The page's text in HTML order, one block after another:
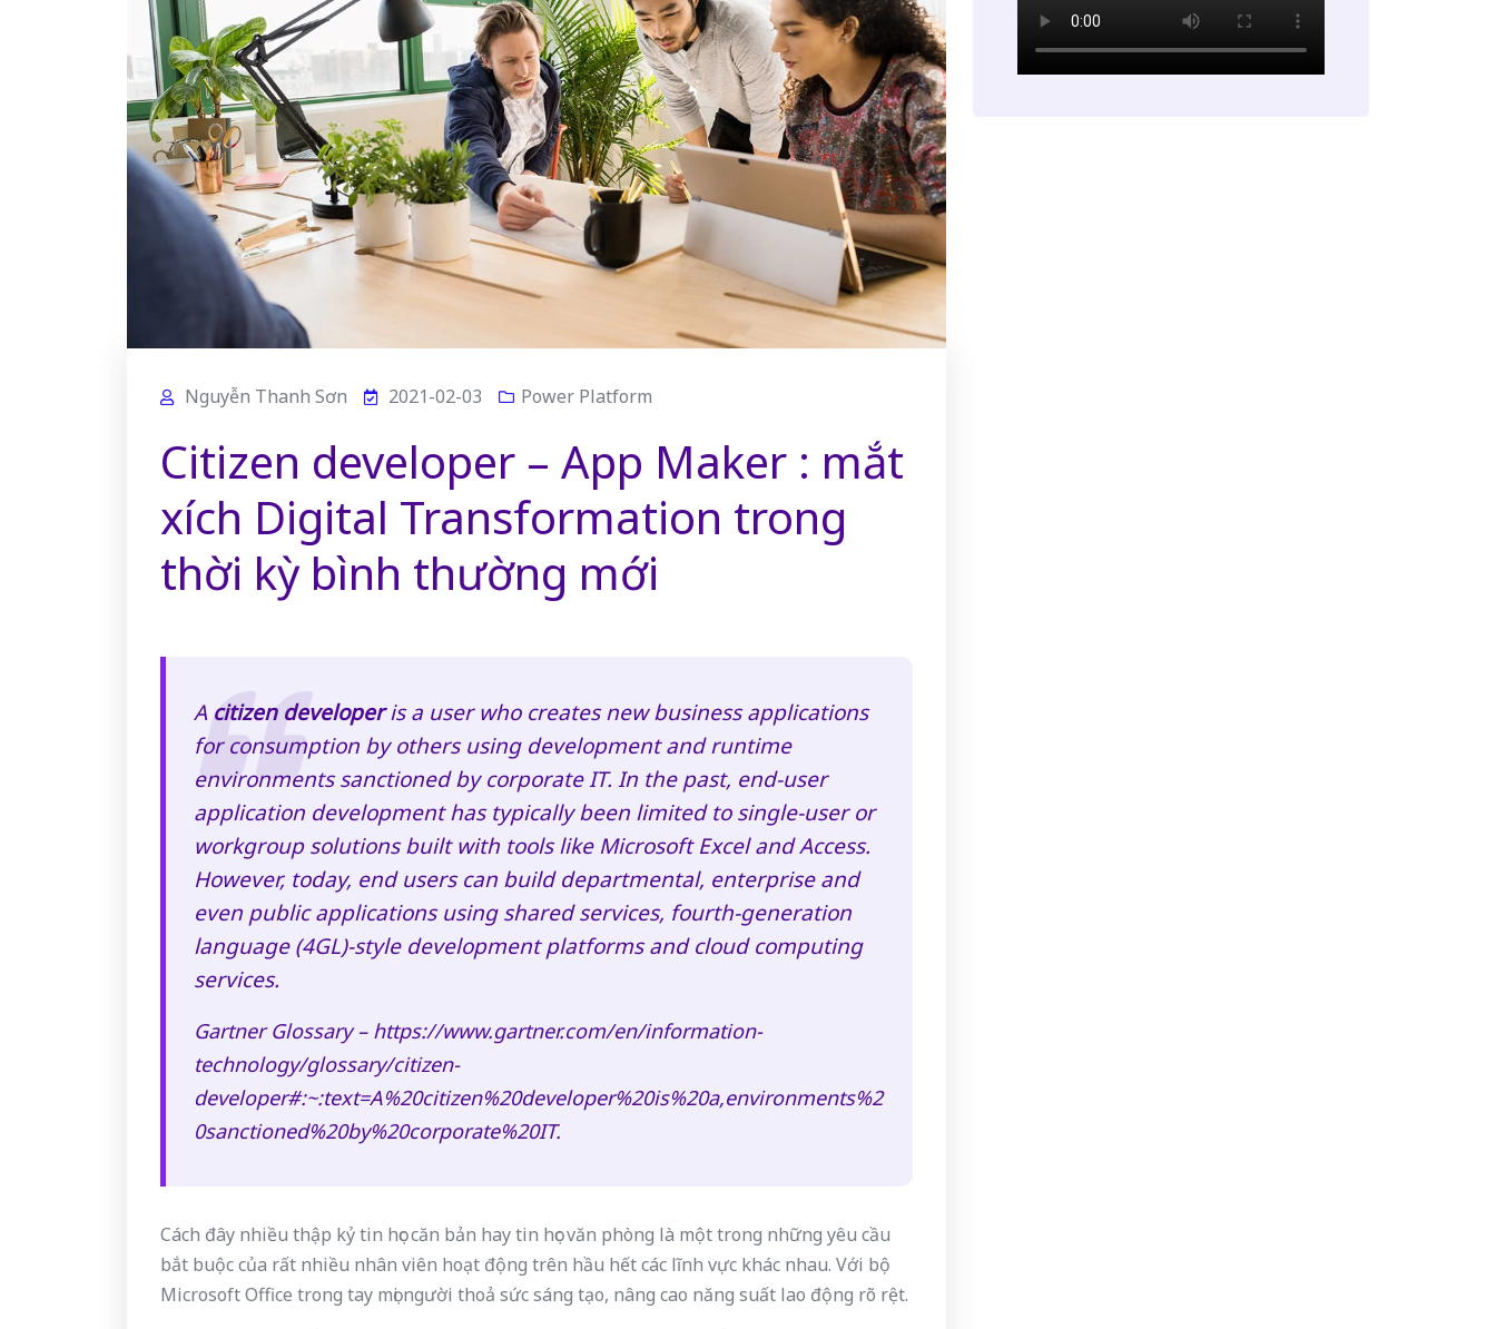
Nguyễn Thanh Sơn 2021-02-03 Power Platform
Citizen developer – App Maker : mắt
xích Digital Transformation trong
thời kỳ bình thường mới
A citizen developeris a user who creates new business applications
for consumption by others using development and runtime
environments sanctioned by corporate IT. In the past, end-user
application development has typically been limited to single-user or
workgroup solutions built with tools like Microsoft Excel and Access.
However, today, end users can build departmental, enterprise and
even public applications using shared services, fourth-generation
language (4GL)-style development platforms and cloud computing
services.
Gartner Glossary – https://www.gartner.com/en/information-
technology/glossary/citizen-
developer#:~:text=A%20citizen%20developer%20is%20a,environments%2
0sanctioned%20by%20corporate%20IT.
Cách đây nhiều thập kỷ tin học căn bản hay tin học văn phòng là một trong những yêu cầu
bắt buộc của rất nhiều nhân viên hoạt động trên hầu hết các lĩnh vực khác nhau. Với bộ
Microsoft Office trong tay mọi người thoả sức sáng tạo, nâng cao năng suất lao động rõ rệt.